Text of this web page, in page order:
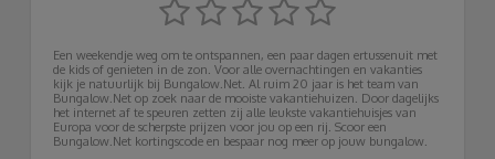
Een weekendje weg om te ontspannen, een paar dagen ertussenuit met
de kids of genieten in de zon. Voor alle overnachtingen en vakanties
kijk je natuurlijk bij Bungalow.Net. Al ruim 20 jaar is het team van
Bungalow.Net op zoek naar de mooiste vakantiehuizen. Door dagelijks
het internet af te speuren zetten zij alle leukste vakantiehuisjes van
Europa voor de scherpste prijzen voor jou op een rij. Scoor een
Bungalow.Net kortingscode en bespaar nog meer op jouw bungalow.